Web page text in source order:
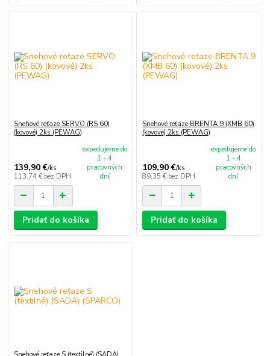
Snehové reťaze SERVO (RS 60)
(kovové) 2ks (PEWAG)
139,90 €/ks
113,74 € bez DPH
expedujeme do
1 - 4
pracovných
dní
Pridať do košíka
Snehové reťaze BRENTA 9 (XMB 60)
(kovové) 2ks (PEWAG)
109,90 €/ks
89,35 € bez DPH
expedujeme do
1 - 4
pracovných
dní
Pridať do košíka
Snehové reťaze S (textilné) (SADA)